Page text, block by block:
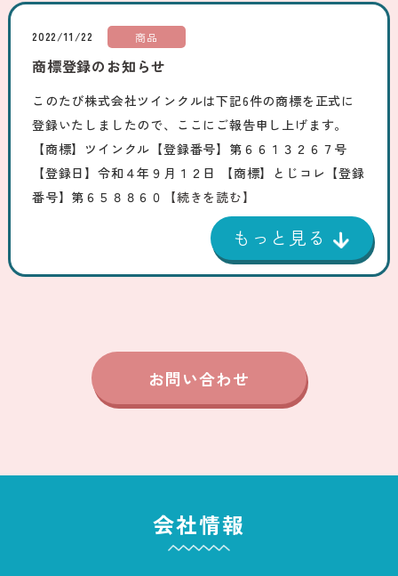
2022/11/22 商品
商標登録のお知らせ
このたび株式会社ツインクルは下記6件の商標を正式に
登録いたしましたので、ここにご報告申し上げます。
【商標】ツインクル【登録番号】第６６１３２６７号
【登録日】令和４年９月１２日 【商標】とじコレ【登録
番号】第６５８８６０
【続きを読む】
お問い合わせ
会社情報